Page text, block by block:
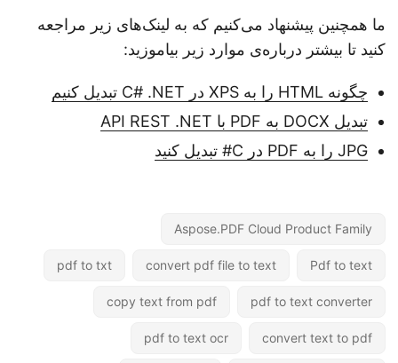
ما همچنین پیشنهاد می‌کنیم که به لینک‌های زیر مراجعه
کنید تا بیشتر درباره‌ی موارد زیر بیاموزید:
چگونه HTML را به XPS در C# .NET تبدیل کنیم
تبدیل DOCX به PDF با API REST .NET
JPG را به PDF در C# تبدیل کنید
Aspose.PDF Cloud Product Family
Pdf to text
convert pdf file to text
pdf to txt
pdf to text converter
copy text from pdf
convert text to pdf
pdf to text ocr